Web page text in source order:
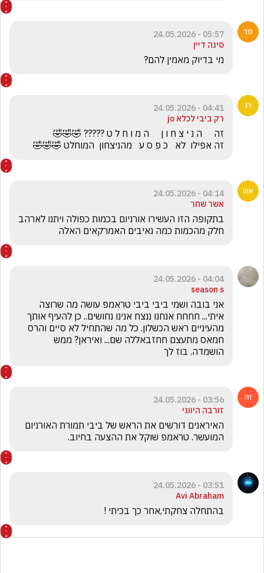
05:57 - 24.05.2026
סינה דיין
מי בדיוק מאמין להם?
04:41 - 24.05.2026
רק ביבי לכלא jo
זה אפילו  לא   כ פ ס ע   מהניצחון  המוחלט 🤣🤣🤣
04:14 - 24.05.2026
אשר שחר
חלק מהכמות כמה נאיבים האמרקאים האלה
04:04 - 24.05.2026
season s
הושמדה. בוז לך
03:56 - 24.05.2026
זורבה היווני
המועשר. טראמפ שוקל את ההצעה בחיוב.
03:51 - 24.05.2026
Avi Abraham
בהתחלה צחקתי,אחר כך בכיתי !